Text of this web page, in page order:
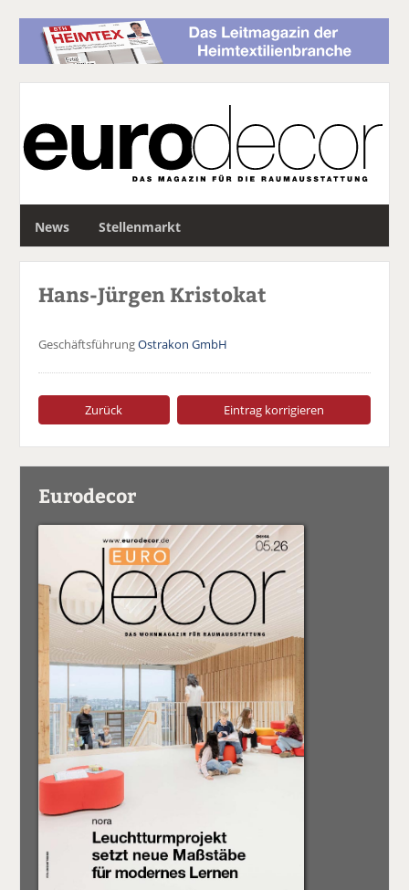
News Stellenmarkt
c
Hans-Jürgen Kristokat
GeschäftsführungOstrakon GmbH
Zurück Eintrag korrigieren
Eurodecor